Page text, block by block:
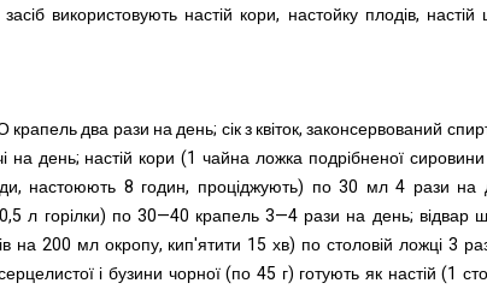
використовують настій кори, настойку плодів, настій
два рази на день; сік з квіток, законсервований
на день; настій кори (1 чайна ложка подрібненої
настоюють 8 годин, проціджують) по 30 мл 4 рази на
л горілки) по 30—40 крапель 3—4 рази на день; відвар
на 200 мл окропу, кип'ятити 15 хв) по столовій ложці 3
і бузини чорної (по 45 г) готують як настій (1